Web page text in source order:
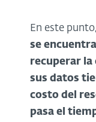
En este punto,
se
recuperar la
sus datos
costo del
pasa el